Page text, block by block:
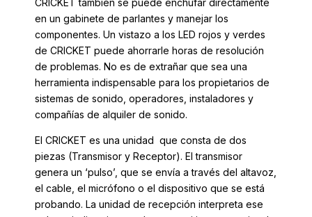
CRICKET también se puede enchufar directamente
en un gabinete de parlantes y manejar los
componentes. Un vistazo a los LED rojos y verdes
de CRICKET puede ahorrarle horas de resolución
de problemas. No es de extrañar que sea una
herramienta indispensable para los propietarios de
sistemas de sonido, operadores, instaladores y
compañías de alquiler de sonido.
El CRICKET es una unidad que consta de dos
piezas (Transmisor y Receptor). El transmisor
genera un ‘pulso’, que se envía a través del altavoz,
el cable, el micrófono o el dispositivo que se está
probando. La unidad de recepción interpreta ese